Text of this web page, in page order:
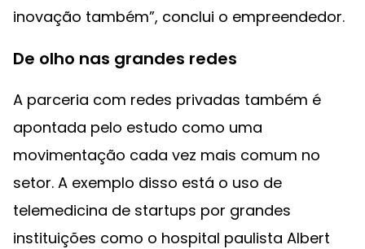
inovação também”, conclui o empreendedor.
De olho nas grandes redes
A parceria com redes privadas também é
apontada pelo estudo como uma
movimentação cada vez mais comum no
setor. A exemplo disso está o uso de
telemedicina de startups por grandes
instituições como o hospital paulista Albert